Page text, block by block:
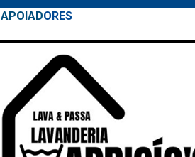
APOIADORES